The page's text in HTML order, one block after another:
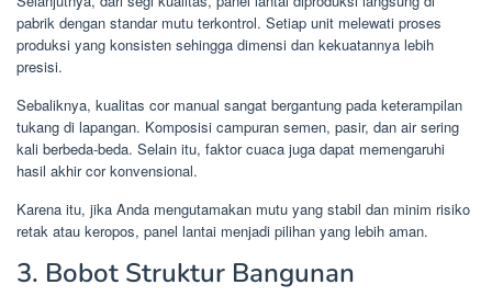
pabrik dengan standar mutu terkontrol. Setiap unit melewati proses
produksi yang konsisten sehingga dimensi dan kekuatannya lebih
presisi.
Sebaliknya, kualitas cor manual sangat bergantung pada keterampilan
tukang di lapangan. Komposisi campuran semen, pasir, dan air sering
kali berbeda-beda. Selain itu, faktor cuaca juga dapat memengaruhi
hasil akhir cor konvensional.
Karena itu, jika Anda mengutamakan mutu yang stabil dan minim risiko
retak atau keropos, panel lantai menjadi pilihan yang lebih aman.
3. Bobot Struktur Bangunan